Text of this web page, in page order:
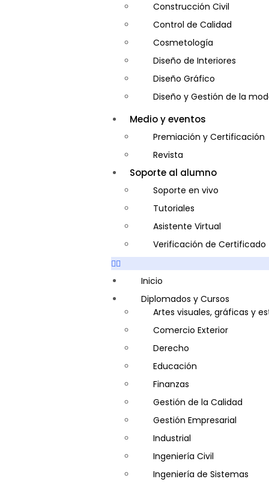
Construcción Civil
Control de Calidad
Cosmetología
Diseño de Interiores
Diseño Gráfico
Diseño y Gestión de la
Entrenador Personal y
Gastronomía
Gestor de Crédito y
Guía de Turismo
Inglés Americano
Marketing y Publicidad
Medio Ambiente y Seguridad
Plataforma Bancaria y
Secretaria Corporativo
Telemarketing
Ventas de Productos y
Visitador Médico
Medio y eventos
Premiación y Certificación
Revista
Soporte al alumno
Soporte en vivo
Tutoriales
Asistente Virtual
Verificación de Certificado
Inicio
Diplomados y Cursos
Artes visuales, gráficas y
Comercio Exterior
Derecho
Educación
Finanzas
Gestión de la Calidad
Gestión Empresarial
Industrial
Ingeniería Civil
Ingeniería de Sistemas